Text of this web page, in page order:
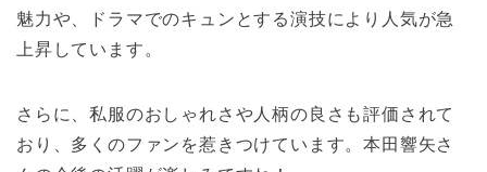
魅力や、ドラマでのキュンとする演技により人気が急
上昇しています。
さらに、私服のおしゃれさや人柄の良さも評価されて
おり、多くのファンを惹きつけています。本田響矢さ